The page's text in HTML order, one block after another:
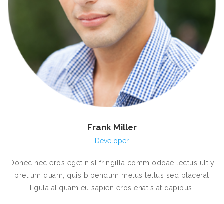
Frank Miller
Developer
Donec nec eros eget nisl fringilla comm odoae lectus ultiy
pretium quam, quis bibendum metus tellus sed placerat
ligula aliquam eu sapien eros enatis at dapibus.